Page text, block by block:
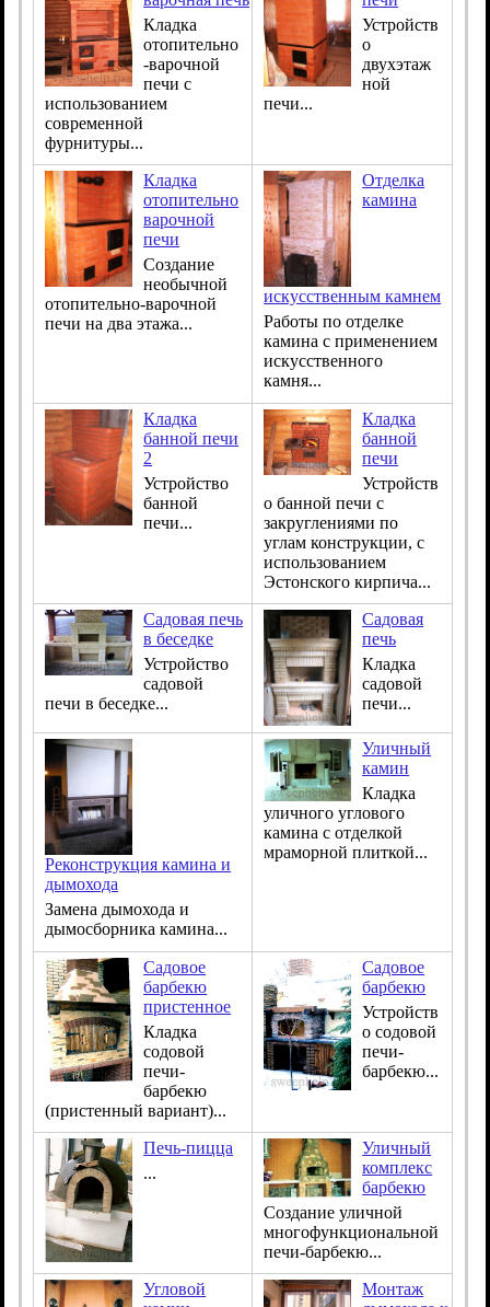
Кладка
отопительно
-варочной
печи с
использованием
современной
фурнитуры...
Устройств
о
двухэтаж
ной
печи...
Кладка
отопительно
варочной
печи
Создание
необычной
отопительно-варочной
печи на два этажа...
Отделка
камина
искусственным камнем
Работы по отделке
камина с применением
искусственного
камня...
Кладка
банной печи
2
Устройство
банной
печи...
Кладка
банной
печи
Устройств
о банной печи с
закруглениями по
углам конструкции, с
использованием
Эстонского кирпича...
Садовая печь
в беседке
Устройство
садовой
печи в беседке...
Садовая
печь
Кладка
садовой
печи...
Реконструкция камина и
дымохода
Замена дымохода и
дымосборника камина...
Уличный
камин
Кладка
уличного углового
камина с отделкой
мраморной плиткой...
Садовое
барбекю
пристенное
Кладка
содовой
печи-
барбекю
(пристенный вариант)...
Садовое
барбекю
Устройств
о содовой
печи-
барбекю...
Печь-пицца
...
Уличный
комплекс
барбекю
Создание уличной
многофункциональной
печи-барбекю...
Угловой
Монтаж